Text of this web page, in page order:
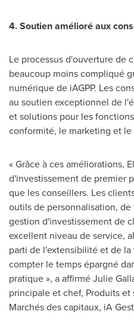
4. Soutien amélioré aux
Le processus d'ouverture de
beaucoup moins compliqué
numérique de iAGPP. Les
au soutien exceptionnel de
et solutions pour les
conformité, le marketing et
« Grâce à ces améliorations,
d'investissement de premier
que les conseillers. Les
outils de personnalisation,
gestion d'investissement de
excellent niveau de service,
parti de l'extensibilité et de
compter le temps épargné
pratique », a affirméJulie
principale et chef, Produits
Marchés des capitaux, iA